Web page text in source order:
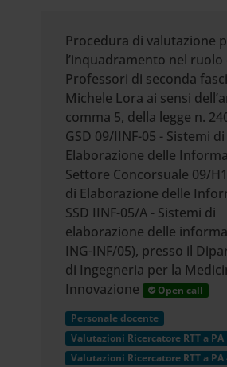
Procedura di valutazione
l’inquadramento nel ruolo
Professori di seconda
Michele Lora ai sensi
comma 5, della legge n.
GSD 09/IINF-05 - Sistemi di
Elaborazione delle
Settore Concorsuale 09/
di Elaborazione delle
SSD IINF-05/A - Sistemi di
elaborazione delle
ING-INF/05), presso il
di Ingegneria per la
Innovazione
Open call
Personale docente
Valutazioni Ricercatore RTT a PA
Valutazioni Ricercatore RTT a PA